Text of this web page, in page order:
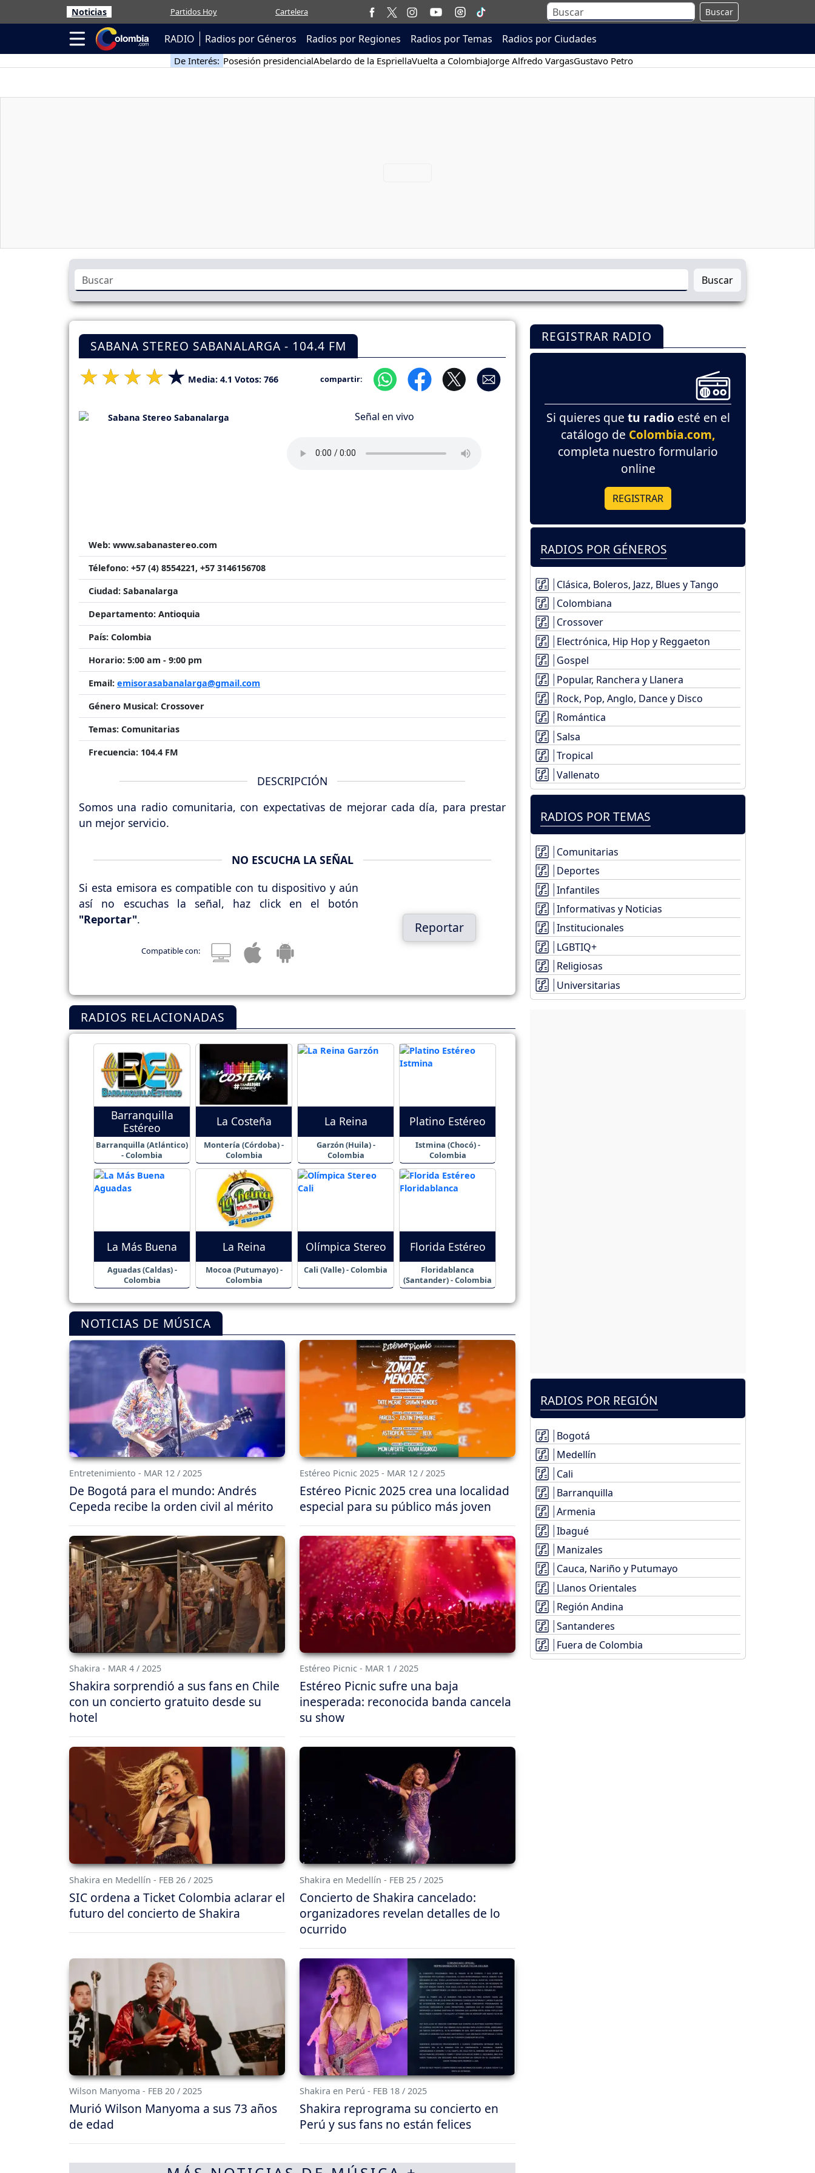
Noticias Partidos Hoy Cartelera Buscar
RADIO Radios por Géneros Radios por Regiones Radios por Temas Radios por Ciudades
De Interés: Posesión presidencialAbelardo de la EspriellaVuelta a ColombiaJorge Alfredo VargasGustavo Petro
Buscar
SABANA STEREO SABANALARGA - 104.4 FM
Media: 4.1 Votos: 766 compartir:
Señal en vivo
Web: www.sabanastereo.com
Télefono: +57 (4) 8554221, +57 3146156708
Ciudad: Sabanalarga
Departamento: Antioquia
País: Colombia
Horario: 5:00 am - 9:00 pm
Email: emisorasabanalarga@gmail.com
Género Musical: Crossover
Temas: Comunitarias
Frecuencia: 104.4 FM
DESCRIPCIÓN
Somos una radio comunitaria, con expectativas de mejorar cada día, para prestar
un mejor servicio.
NO ESCUCHA LA SEÑAL
Si esta emisora es compatible con tu dispositivo y aún
así no escuchas la señal, haz click en el botón
"Reportar".
Compatible con:
Reportar
RADIOS RELACIONADAS
Barranquilla
Estéreo
Barranquilla (Atlántico)
- Colombia
La Costeña
Montería (Córdoba) -
Colombia
La Reina
Garzón (Huila) -
Colombia
Platino Estéreo
Istmina (Chocó) -
Colombia
La Más Buena
Aguadas (Caldas) -
Colombia
La Reina
Mocoa (Putumayo) -
Colombia
Olímpica Stereo
Cali (Valle) - Colombia
Florida Estéreo
Floridablanca
(Santander) - Colombia
NOTICIAS DE MÚSICA
Entretenimiento - MAR 12 / 2025
De Bogotá para el mundo: Andrés
Cepeda recibe la orden civil al mérito
Estéreo Picnic 2025 - MAR 12 / 2025
Estéreo Picnic 2025 crea una localidad
especial para su público más joven
Shakira - MAR 4 / 2025
Shakira sorprendió a sus fans en Chile
con un concierto gratuito desde su
hotel
Estéreo Picnic - MAR 1 / 2025
Estéreo Picnic sufre una baja
inesperada: reconocida banda cancela
su show
Shakira en Medellín - FEB 26 / 2025
SIC ordena a Ticket Colombia aclarar el
futuro del concierto de Shakira
Shakira en Medellín - FEB 25 / 2025
Concierto de Shakira cancelado:
organizadores revelan detalles de lo
ocurrido
Wilson Manyoma - FEB 20 / 2025
Murió Wilson Manyoma a sus 73 años
de edad
Shakira en Perú - FEB 18 / 2025
Shakira reprograma su concierto en
Perú y sus fans no están felices
REGISTRAR RADIO
Si quieres que tu radio esté en el
catálogo de Colombia.com,
completa nuestro formulario
online
REGISTRAR
RADIOS POR GÉNEROS
Clásica, Boleros, Jazz, Blues y Tango
Colombiana
Crossover
Electrónica, Hip Hop y Reggaeton
Gospel
Popular, Ranchera y Llanera
Rock, Pop, Anglo, Dance y Disco
Romántica
Salsa
Tropical
Vallenato
RADIOS POR TEMAS
Comunitarias
Deportes
Infantiles
Informativas y Noticias
Institucionales
LGBTIQ+
Religiosas
Universitarias
RADIOS POR REGIÓN
Bogotá
Medellín
Cali
Barranquilla
Armenia
Ibagué
Manizales
Cauca, Nariño y Putumayo
Llanos Orientales
Región Andina
Santanderes
Fuera de Colombia